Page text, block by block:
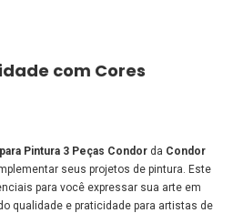
com Cores
Pintura 3 Peças Condor da Condor
seus projetos de pintura. Este
para você expressar sua arte em
qualidade e praticidade para artistas de